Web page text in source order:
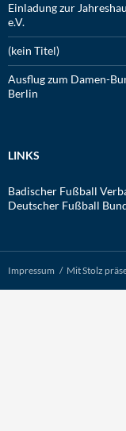
Einladung zur
e.V.
(kein Titel)
Ausflug zum Damen-
Berlin
LINKS
Badischer Fußball
Deutscher Fußball
Impressum Mit Stolz